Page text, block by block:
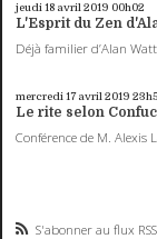
jeudi 18 avril 2019 00h02
L'Esprit du Zen
Déjà familier d’Alan
mercredi 17 avril 2019
Le rite selon
Conférence de M. Alexis
S'abonner au flux RSS